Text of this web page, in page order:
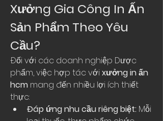
Xưởng Gia Công In Ấn
Sản Phẩm Theo Yêu
Cầu?
Đối với các doanh nghiệp Dược
phẩm, việc hợp tác với xưởng in ấn
hcm mang đến nhiều lợi ích thiết
thực:
Đáp ứng nhu cầu riêng biệt: Mỗi